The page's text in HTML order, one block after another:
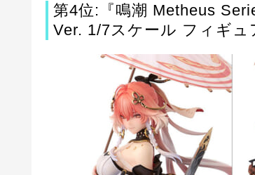
第4位:『鳴潮 Metheus
Ver. 1/7スケール フィギュ